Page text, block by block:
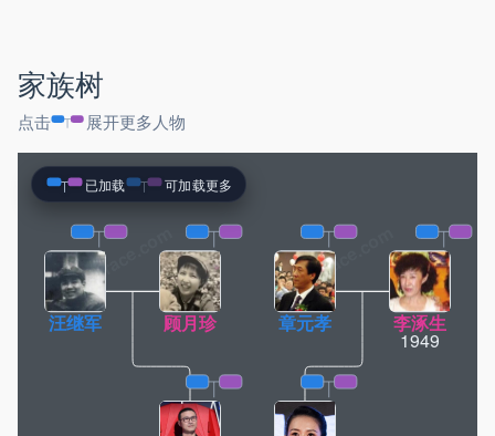
家族树
点击 展开更多人物
pptrace.com
汪继军 顾月珍 章元孝 李涿生
1949
已加载 可加载更多